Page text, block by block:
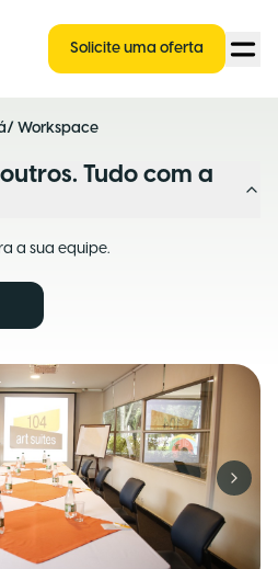
Solicite uma oferta
/ Workspace
Tudo com a
a sua equipe.
Next